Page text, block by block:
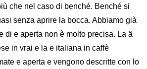
che nel caso di benché. Benché si
senza aprire la bocca. Abbiamo già
di e aperta non è molto precisa. La ä
in vrai e la e italiana in caffè
e aperta e vengono descritte con lo